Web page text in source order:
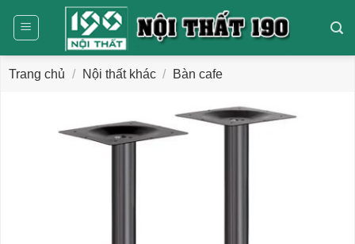
dung
Trang chủ / Nội thất khác / Bàn cafe